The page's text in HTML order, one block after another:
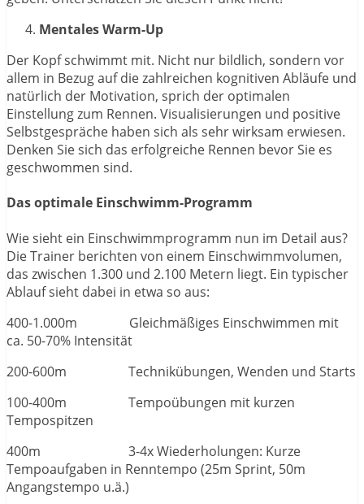
Mentales Warm-Up
Der Kopf schwimmt mit. Nicht nur bildlich, sondern vor
allem in Bezug auf die zahlreichen kognitiven Abläufe und
natürlich der Motivation, sprich der optimalen
Einstellung zum Rennen. Visualisierungen und positive
Selbstgespräche haben sich als sehr wirksam erwiesen.
Denken Sie sich das erfolgreiche Rennen bevor Sie es
geschwommen sind.
Das optimale Einschwimm-Programm
Wie sieht ein Einschwimmprogramm nun im Detail aus?
Die Trainer berichten von einem Einschwimmvolumen,
das zwischen 1.300 und 2.100 Metern liegt. Ein typischer
Ablauf sieht dabei in etwa so aus:
400-1.000m Gleichmäßiges Einschwimmen mit
ca. 50-70% Intensität
200-600m Technikübungen, Wenden und Starts
100-400m Tempoübungen mit kurzen
Tempospitzen
400m 3-4x Wiederholungen: Kurze
Tempoaufgaben in Renntempo (25m Sprint, 50m
Angangstempo u.ä.)